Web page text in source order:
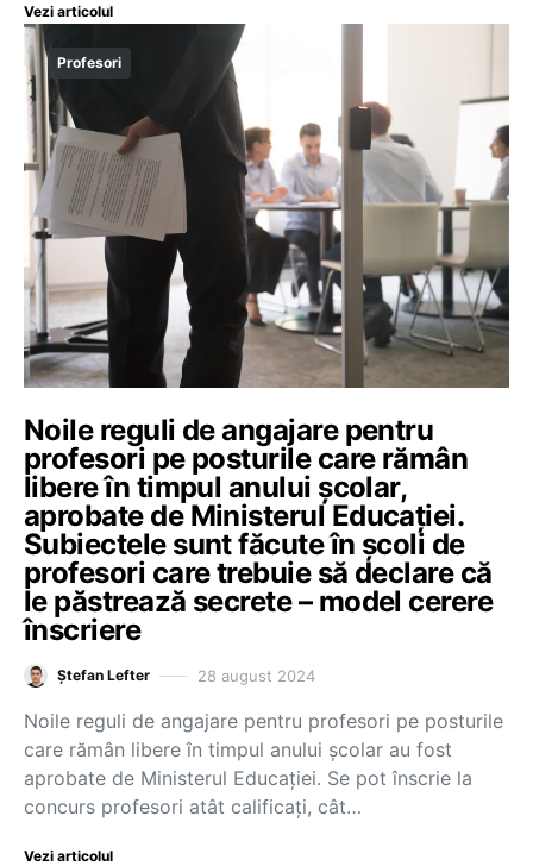
Vezi articolul
Profesori
Noile reguli de angajare pentru
profesori pe posturile care rămân
libere în timpul anului școlar,
aprobate de Ministerul Educației.
Subiectele sunt făcute în școli de
profesori care trebuie să declare că
le păstrează secrete – model cerere
înscriere
Ștefan Lefter 28 august 2024
Noile reguli de angajare pentru profesori pe posturile
care rămân libere în timpul anului școlar au fost
aprobate de Ministerul Educației. Se pot înscrie la
concurs profesori atât calificați, cât…
Vezi articolul